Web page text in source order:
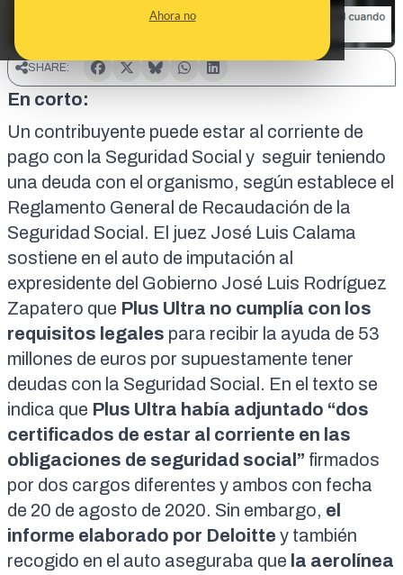
Ahora no
SHARE:
En corto:
Un contribuyente puede estar al corriente de
pago con la Seguridad Social y seguir teniendo
una deuda con el organismo, según establece el
Reglamento General de Recaudación de la
Seguridad Social . El juez José Luis Calama
sostiene en el auto de imputación al
expresidente del Gobierno José Luis Rodríguez
Zapatero que Plus Ultra no cumplía con los
requisitos legales para recibir la ayuda de 53
millones de euros por supuestamente tener
deudas con la Seguridad Social. En el texto se
indica que Plus Ultra había adjuntado “dos
certificados de estar al corriente en las
obligaciones de seguridad social” firmados
por dos cargos diferentes y ambos con fecha
de 20 de agosto de 2020. Sin embargo, el
informe elaborado por Deloitte y también
recogido en el auto aseguraba que la aerolínea